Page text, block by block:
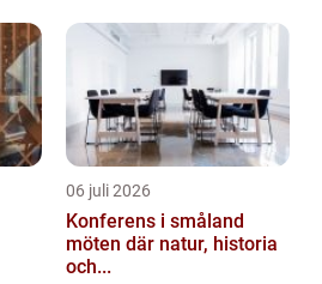
06 juli 2026
Konferens i småland
möten där natur, historia
och...